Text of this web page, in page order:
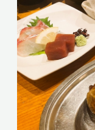
宿泊
お問
プラン一覧
ご予約変更・
航空機付きプラ